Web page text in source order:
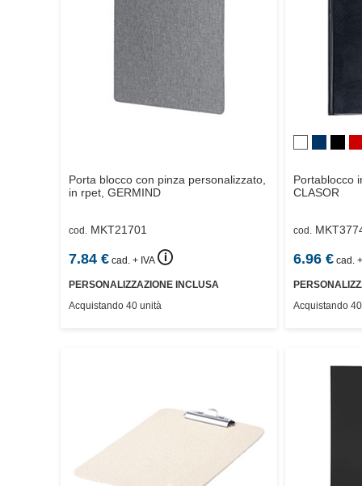
Porta blocco con pinza personalizzato,
in rpet, GERMIND
cod. MKT21701
7.84 € cad. + IVA 🛈
PERSONALIZZAZIONE INCLUSA
Acquistando 40 unità
Portablocco
CLASOR
cod.
6.96€ cad.
Acquistando